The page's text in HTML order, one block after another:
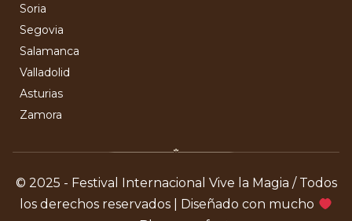
Soria
Segovia
Salamanca
Valladolid
Asturias
Zamora
© 2025 - Festival Internacional Vive la Magia / Todos
los derechos reservados | Diseñado con mucho